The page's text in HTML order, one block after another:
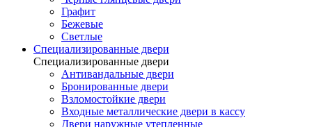
Графит
Бежевые
Светлые
Специализированные двери
Специализированные двери
Антивандальные двери
Бронированные двери
Взломостойкие двери
Входные металлические двери в кассу
Двери наружные утепленные